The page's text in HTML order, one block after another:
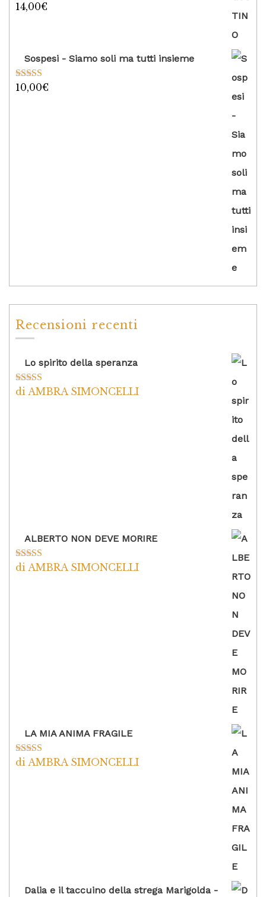
Valutato
14,00€
Sospesi - Siamo soli ma tutti insieme
Valutato
10,00€
Recensioni recenti
Lo spirito della speranza
Valutato5su
di AMBRA SIMONCELLI
ALBERTO NON DEVE MORIRE
Valutato5su
di AMBRA SIMONCELLI
LA MIA ANIMA FRAGILE
Valutato5su
di AMBRA SIMONCELLI
Dalia e il taccuino della strega Marigolda -